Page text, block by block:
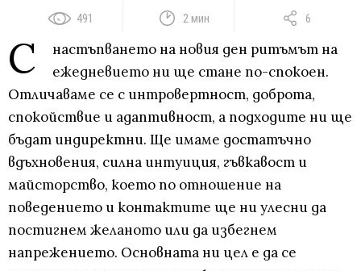
491 2 мин 6
С
настъпването на новия ден ритъмът на
ежедневието ни ще стане по-спокоен.
Отличаваме се с интровертност, доброта,
спокойствие и адаптивност, а подходите ни ще
бъдат индиректни. Ще имаме достатъчно
вдъхновения, силна интуиция, гъвкавост и
майсторство, което по отношение на
поведението и контактите ще ни улесни да
постигнем желаното или да избегнем
напрежението. Основната ни цел е да се